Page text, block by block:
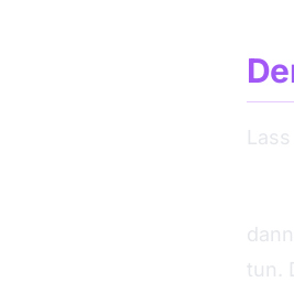
tun.